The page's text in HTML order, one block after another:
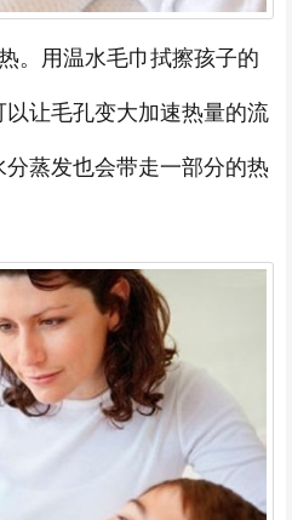
。用温水毛巾拭擦孩子的
让毛孔变大加速热量的流
蒸发也会带走一部分的热